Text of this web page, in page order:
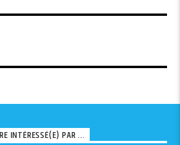
INTÉRESSÉ(E) PAR ...